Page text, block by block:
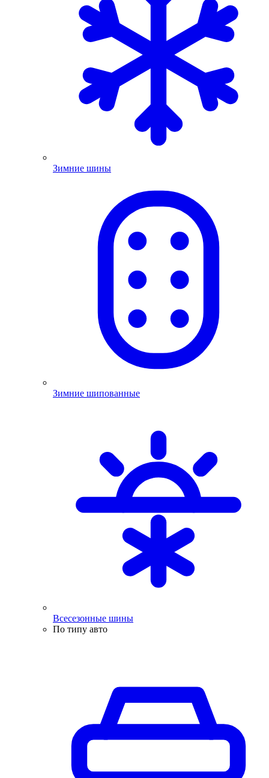
Зимние шины
Зимние шипованные
Всесезонные шины
По типу авто